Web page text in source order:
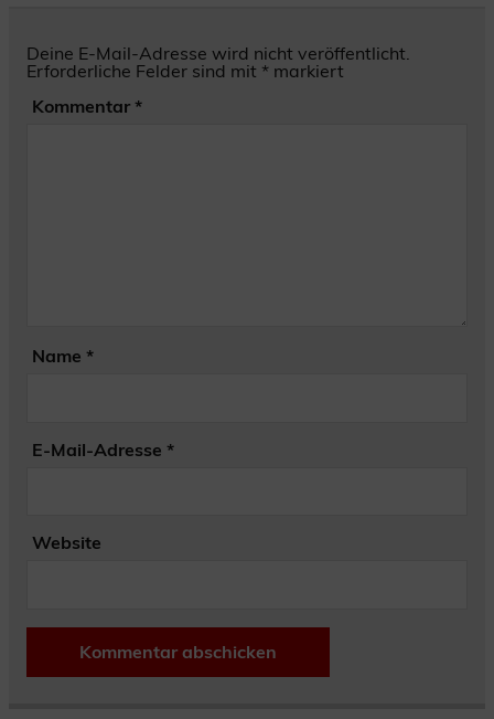
Deine E-Mail-Adresse wird nicht veröffentlicht.
Erforderliche Felder sind mit * markiert
Kommentar *
Name *
E-Mail-Adresse *
Website